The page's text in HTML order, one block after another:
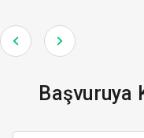
Başvuruya